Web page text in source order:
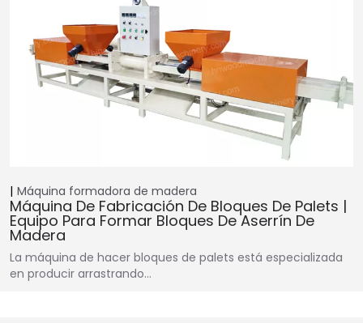
Máquina formadora de madera
Máquina De Fabricación De Bloques De Palets |
Equipo Para Formar Bloques De Aserrín De
Madera
La máquina de hacer bloques de palets está especializada
en producir arrastrando…